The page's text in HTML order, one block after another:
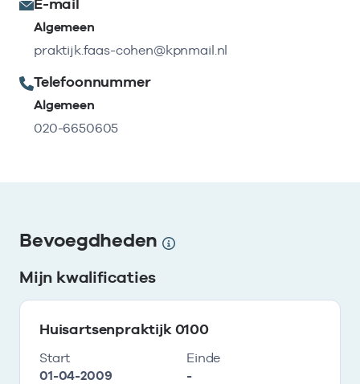
E-mail
Algemeen
praktijk.faas-cohen@kpnmail.nl
Telefoonnummer
Algemeen
020-6650605
Bevoegdheden
Mijn kwalificaties
Huisartsenpraktijk 0100
Start
01-04-2009
Einde
-